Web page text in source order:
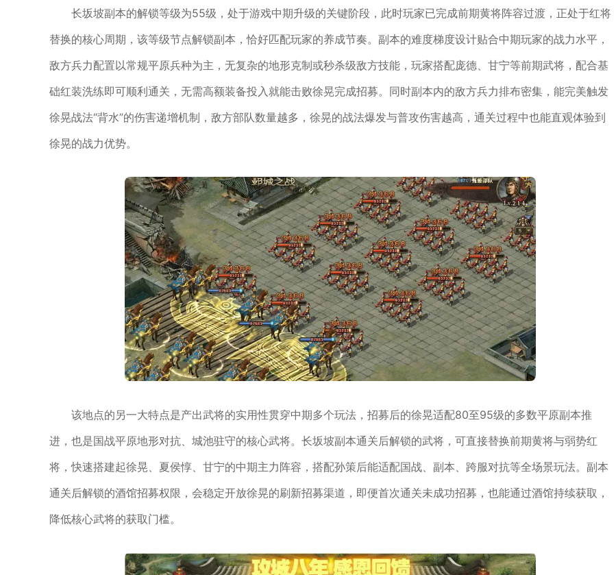
长坂坡副本的解锁等级为55级，处于游戏中期升级的关键阶段，此时玩家已完成前期黄将阵容过渡，正处于红将
替换的核心周期，该等级节点解锁副本，恰好匹配玩家的养成节奏。副本的难度梯度设计贴合中期玩家的战力水平，
敌方兵力配置以常规平原兵种为主，无复杂的地形克制或秒杀级敌方技能，玩家搭配庞德、甘宁等前期武将，配合基
础红装洗练即可顺利通关，无需高额装备投入就能击败徐晃完成招募。同时副本内的敌方兵力排布密集，能完美触发
徐晃战法“背水”的伤害递增机制，敌方部队数量越多，徐晃的战法爆发与普攻伤害越高，通关过程中也能直观体验到
徐晃的战力优势。
该地点的另一大特点是产出武将的实用性贯穿中期多个玩法，招募后的徐晃适配80至95级的多数平原副本推
进，也是国战平原地形对抗、城池驻守的核心武将。长坂坡副本通关后解锁的武将，可直接替换前期黄将与弱势红
将，快速搭建起徐晃、夏侯惇、甘宁的中期主力阵容，搭配孙策后能适配国战、副本、跨服对抗等全场景玩法。副本
通关后解锁的酒馆招募权限，会稳定开放徐晃的刷新招募渠道，即便首次通关未成功招募，也能通过酒馆持续获取，
降低核心武将的获取门槛。